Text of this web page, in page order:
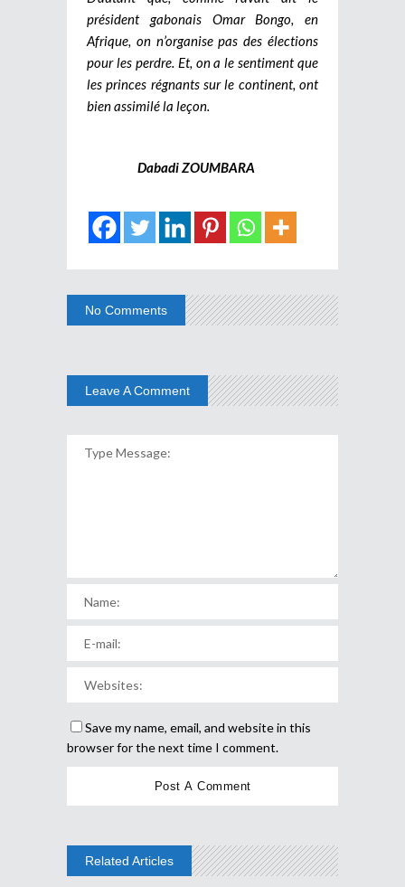
président gabonais Omar Bongo, en
Afrique, on n’organise pas des élections
pour les perdre. Et, on a le sentiment que
les princes régnants sur le continent, ont
bien assimilé la leçon.
Dabadi ZOUMBARA
No Comments
Leave A Comment
Save my name, email, and website in this
browser for the next time I comment.
Related Articles